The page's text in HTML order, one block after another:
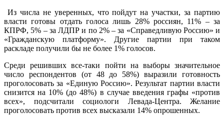
Из числа не уверенных, что пойдут на участки, за партию
власти готовы отдать голоса лишь 28% россиян, 11% – за
КПРФ, 5% – за ЛДПР и по 2% – за «Справедливую Россию» и
«Гражданскую платформу». Другие партии при таком
раскладе получили бы не более 1% голосов.
Среди решивших все-таки пойти на выборы значительное
число респондентов (от 48 до 58%) выразили готовность
проголосовать за «Единую Россию». Результат партии власти
снизится на 10% (до 48%) в случае введения графы «против
всех», подсчитали социологи Левада-Центра. Желание
проголосовать против всех высказали 14% опрошенных.